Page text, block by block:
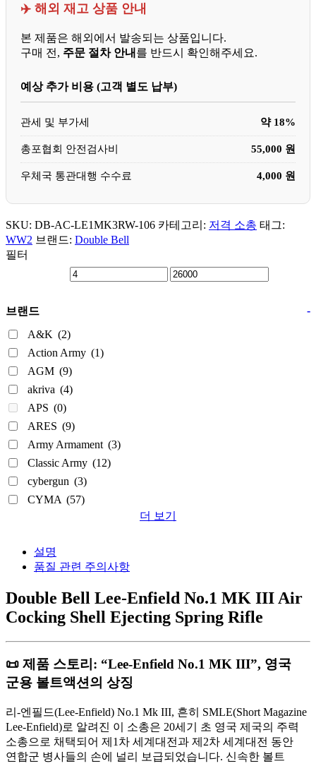
✈️ 해외 재고 상품 안내
본 제품은 해외에서 발송되는 상품입니다.
구매 전, 주문 절차 안내 를 반드시 확인해주세요.
예상 추가 비용 (고객 별도 납부)
관세 및 부가세 약 18%
총포협회 안전검사비 55,000 원
우체국 통관대행 수수료 4,000 원
SKU: DB-AC-LE1MK3RW-106 카테고리: 저격 소총 태그:
WW2 브랜드: Double Bell
필터
브랜드
-
A&K (2)
Action Army (1)
AGM (9)
akriva (4)
APS (0)
ARES (9)
Army Armament (3)
Classic Army (12)
cybergun (3)
CYMA (57)
더 보기
설명
품질 관련 주의사항
Double Bell Lee-Enfield No.1 MK III Air
Cocking Shell Ejecting Spring Rifle
📜 제품 스토리: “Lee-Enfield No.1 MK III”, 영국
군용 볼트액션의 상징
리-엔필드(Lee-Enfield) No.1 Mk III, 흔히 SMLE(Short Magazine
Lee-Enfield)로 알려진 이 소총은 20세기 초 영국 제국의 주력
소총으로 채택되어 제1차 세계대전과 제2차 세계대전 동안
연합군 병사들의 손에 널리 보급되었습니다. 신속한 볼트